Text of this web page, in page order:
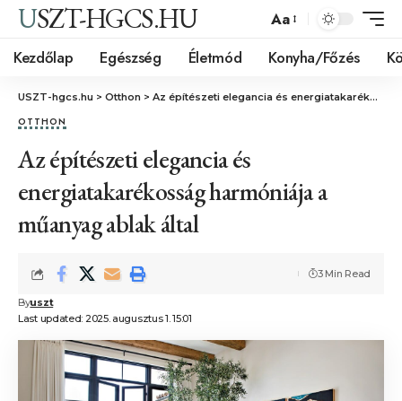
USZT-HGCS.HU Aa
Kezdőlap Egészség Életmód Konyha/Főzés
USZT-hgcs.hu > Otthon > Az építészeti elegancia és energiatakarékosság harmóniája a műanyag ablak által
OTTHON
Az építészeti elegancia és
energiatakarékosság harmóniája a
műanyag ablak által
Last updated: 2025. augusztus 1. 15:01
Byuszt
3 Min Read